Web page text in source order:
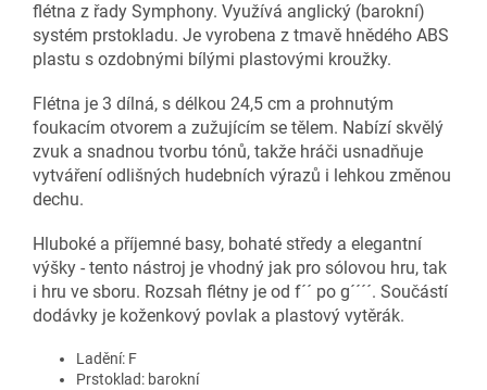
flétna z řady Symphony. Využívá anglický (barokní)
systém prstokladu. Je vyrobena z tmavě hnědého ABS
plastu s ozdobnými bílými plastovými kroužky.
Flétna je 3 dílná, s délkou 24,5 cm a prohnutým
foukacím otvorem a zužujícím se tělem. Nabízí skvělý
zvuk a snadnou tvorbu tónů, takže hráči usnadňuje
vytváření odlišných hudebních výrazů i lehkou změnou
dechu.
Hluboké a příjemné basy, bohaté středy a elegantní
výšky - tento nástroj je vhodný jak pro sólovou hru, tak
i hru ve sboru. Rozsah flétny je od f´´ po g´´´´. Součástí
dodávky je koženkový povlak a plastový vytěrák.
Ladění: F
Prstoklad: barokní